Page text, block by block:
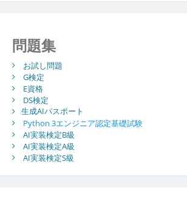
問題集
お試し問題
G検定
E資格
DS検定
生成AIパスポート
Python 3エンジニア認定基礎試験
AI実装検定B級
AI実装検定A級
AI実装検定S級